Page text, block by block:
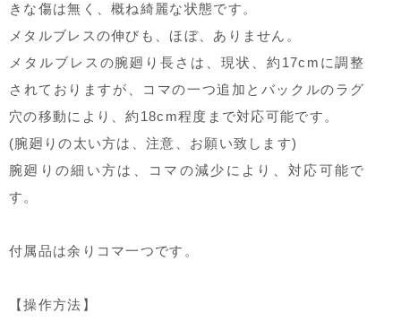
きな傷は無く、概ね綺麗な状態です。
メタルブレスの伸びも、ほぼ、ありません。
メタルブレスの腕廻り長さは、現状、約17cmに調整
されておりますが、コマの一つ追加とバックルのラグ
穴の移動により、約18cm程度まで対応可能です。
(腕廻りの太い方は、注意、お願い致します)
腕廻りの細い方は、コマの減少により、対応可能で
す。
付属品は余りコマ一つです。
【操作方法】